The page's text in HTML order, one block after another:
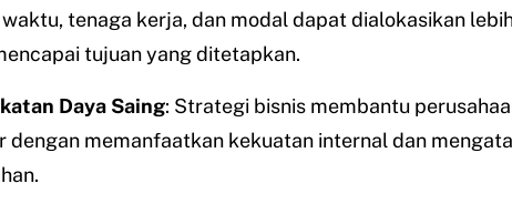
tenaga kerja, dan modal dapat dialokasikan
tujuan yang ditetapkan.
Daya Saing: Strategi bisnis membantu
dengan memanfaatkan kekuatan internal dan